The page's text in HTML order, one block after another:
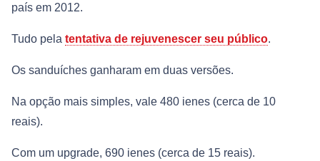
país em 2012.
Tudo pela tentativa de rejuvenescer seu público.
Os sanduíches ganharam em duas versões.
Na opção mais simples, vale 480 ienes (cerca de 10
reais).
Com um upgrade, 690 ienes (cerca de 15 reais).